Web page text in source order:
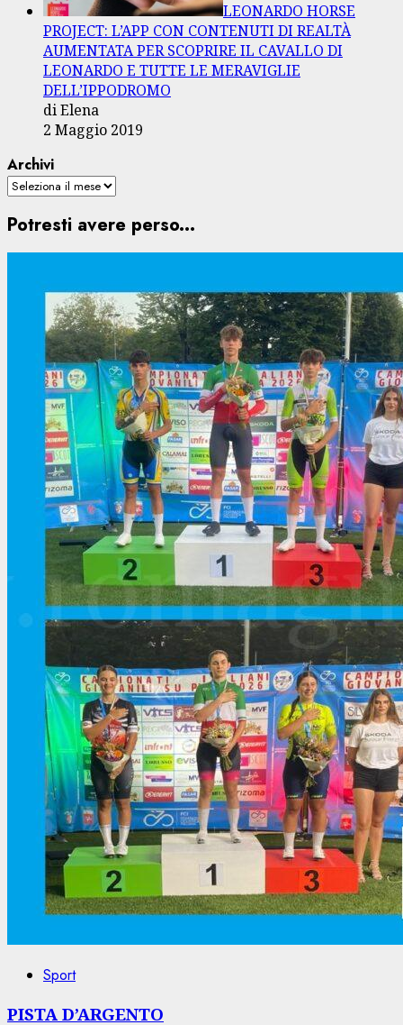
LEONARDO HORSE
PROJECT: L’APP CON CONTENUTI DI REALTÀ
AUMENTATA PER SCOPRIRE IL CAVALLO DI
LEONARDO E TUTTE LE MERAVIGLIE
DELL’IPPODROMO
di Elena
2 Maggio 2019
Archivi
Potresti avere perso...
Sport
PISTA D’ARGENTO